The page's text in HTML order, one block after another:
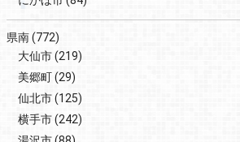
県南(772)
大仙市(219)
美郷町(29)
仙北市(125)
横手市(242)